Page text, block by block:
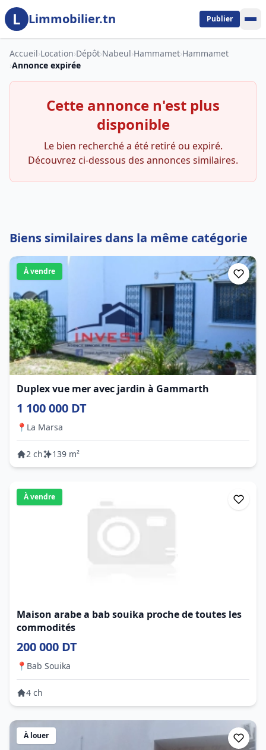
Aller au contenu principal
L Limmobilier.tn Publier
Accueil›Location›Dépôt›Nabeul›Hammamet›Hammamet
›Annonce expirée
Cette annonce n'est plus
disponible
Le bien recherché a été retiré ou expiré.
Découvrez ci-dessous des annonces similaires.
Biens similaires dans la même catégorie
À vendre
Duplex vue mer avec jardin à Gammarth
1 100 000 DT
📍 La Marsa
2 ch 139 m²
À vendre
Maison arabe a bab souika proche de toutes les
commodités
200 000 DT
📍 Bab Souika
4 ch
À louer